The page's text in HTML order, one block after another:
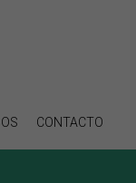
CONTACTO